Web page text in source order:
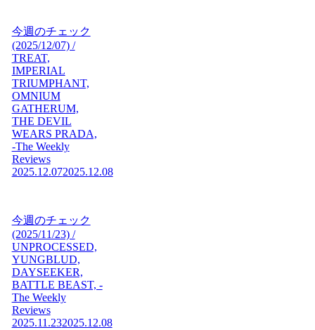
今週のチェック
(2025/12/07) /
TREAT,
IMPERIAL
TRIUMPHANT,
OMNIUM
GATHERUM,
THE DEVIL
WEARS PRADA,
-The Weekly
Reviews
2025.12.072025.12.08
今週のチェック
(2025/11/23) /
UNPROCESSED,
YUNGBLUD,
DAYSEEKER,
BATTLE BEAST, -
The Weekly
Reviews
2025.11.232025.12.08